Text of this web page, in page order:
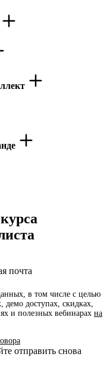
почта
в том числе с целью
доступах, скидках,
и полезных вебинарах на
отправить снова